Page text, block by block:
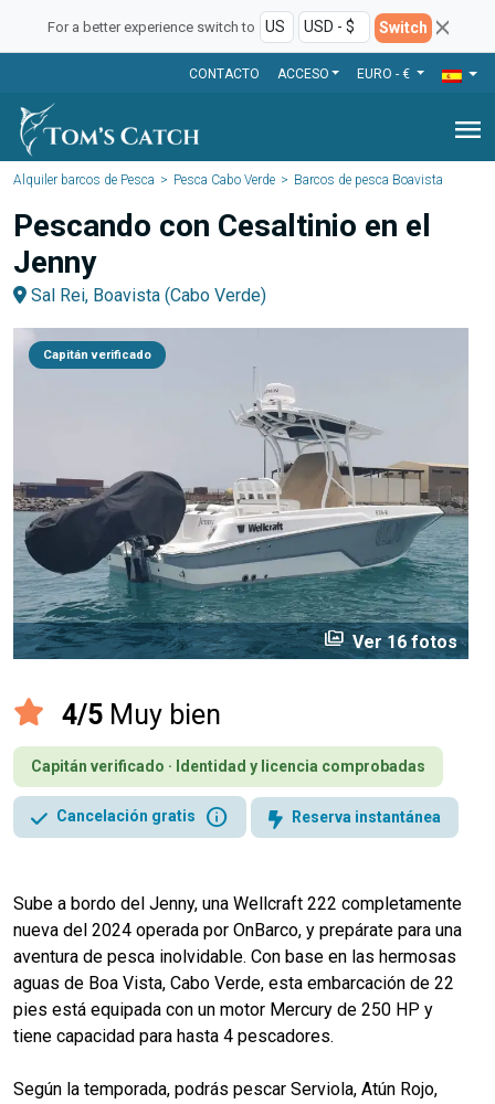
For a better experience switch to Switch
CONTACTO ACCESO EURO - €
menu
Alquiler barcos de Pesca Pesca Cabo Verde Barcos de pesca Boavista
Pescando con Cesaltinio en el
Jenny
Sal Rei, Boavista (Cabo Verde)
Capitán verificado
perm_media Ver 16 fotos
4/5 Muy bien
Capitán verificado · Identidad y licencia comprobadas
Cancelación gratis info Reserva instantánea
Sube a bordo del Jenny, una Wellcraft 222 completamente
nueva del 2024 operada por OnBarco, y prepárate para una
aventura de pesca inolvidable. Con base en las hermosas
aguas de Boa Vista, Cabo Verde, esta embarcación de 22
pies está equipada con un motor Mercury de 250 HP y
tiene capacidad para hasta 4 pescadores.
Según la temporada, podrás pescar Serviola, Atún Rojo,